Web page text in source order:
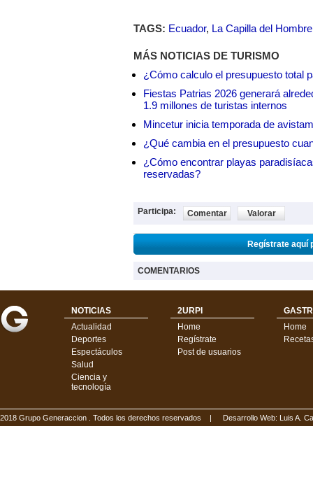
TAGS: Ecuador, La Capilla del Hombre
MÁS NOTICIAS DE TURISMO
¿Cómo calculo el presupuesto total
Fiestas Patrias 2026 generará
1.9 millones de turistas internos
Mincetur inicia temporada de
¿Qué cambia en el presupuesto
¿Cómo encontrar playas
reservadas?
Participa: Comentar Valorar
Regístrate aquí
COMENTARIOS
NOTICIAS
Actualidad
Deportes
Espectáculos
Salud
Ciencia y
tecnología
2URPI
Home
Regístrate
Post de usuarios
Home
2018 Grupo Generaccion . Todos los derechos reservados | Desarrollo Web: Luis